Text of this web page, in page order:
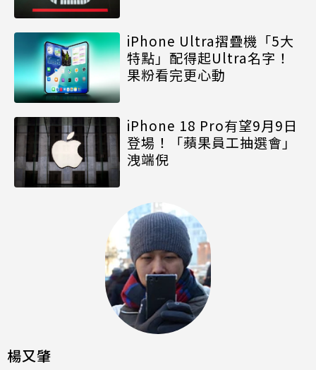
iPhone Ultra摺疊機「5大
特點」配得起Ultra名字！
果粉看完更心動
iPhone 18 Pro有望9月9日
登場！「蘋果員工抽選會」
洩端倪
楊又肇